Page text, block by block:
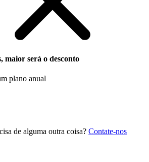
maior será o desconto
plano anual
de alguma outra coisa? Contate-nos